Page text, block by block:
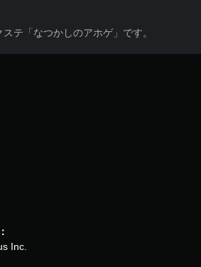
テ「なつかしのアホゲ」です。
Inc.